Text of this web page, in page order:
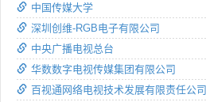
中国传媒大学
深圳创维-RGB电子有限公司
中央广播电视总台
华数数字电视传媒集团有限公司
百视通网络电视技术发展有限责任公司